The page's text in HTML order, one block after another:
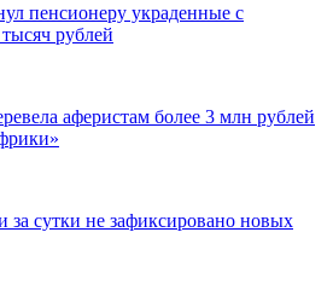
пенсионеру украденные с
рублей
аферистам более 3 млн рублей
за сутки не зафиксировано новых